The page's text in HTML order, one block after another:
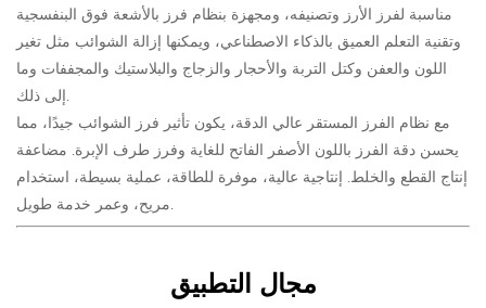
مناسبة لفرز الأرز وتصنيفه، ومجهزة بنظام فرز بالأشعة فوق البنفسجية
وتقنية التعلم العميق بالذكاء الاصطناعي، ويمكنها إزالة الشوائب مثل تغير
اللون والعفن وكتل التربة والأحجار والزجاج والبلاستيك والمجففات وما
إلى ذلك.
مع نظام الفرز المستقر عالي الدقة، يكون تأثير فرز الشوائب جيدًا، مما
يحسن دقة الفرز باللون الأصفر الفاتح للغاية وفرز طرف الإبرة. مضاعفة
إنتاج القطع والخلط. إنتاجية عالية، موفرة للطاقة، عملية بسيطة، استخدام
مريح، وعمر خدمة طويل.
مجال التطبيق